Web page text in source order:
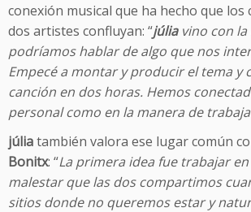
conexión musical que ha hecho que los
dos artistes confluyan: “júliavino con la
podríamos hablar de algo que nos
Empecé a montar y producir el tema y
canción en dos horas. Hemos
personal como en la manera de
júliatambién valora ese lugar común
Bonitx: “La primera idea fue trabajar
malestar que las dos compartimos
sitios donde no queremos estar y